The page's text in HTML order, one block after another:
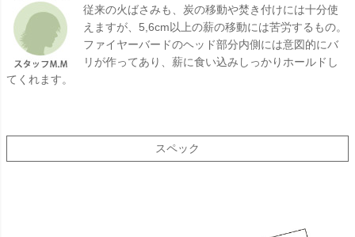
従来の火ばさみも、炭の移動や焚き付けには十分使
えますが、5,6cm以上の薪の移動には苦労するもの。
ファイヤーバードのヘッド部分内側には意図的にバ
リが作ってあり、薪に食い込みしっかりホールドし
てくれます。
スペック